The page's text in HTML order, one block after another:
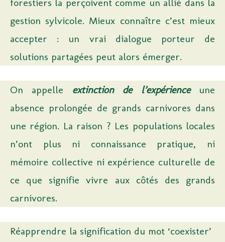
gestion sylvicole. Mieux connaître c’est mieux
accepter : un vrai dialogue porteur de
solutions partagées peut alors émerger.
On appelle extinction de l’expérience
une
absence prolongée de grands carnivores dans
une région. La raison ? Les populations locales
n’ont plus ni connaissance pratique, ni
mémoire collective ni expérience culturelle de
ce que signifie vivre aux côtés des grands
carnivores.
Réapprendre la signification du mot ‘coexister’